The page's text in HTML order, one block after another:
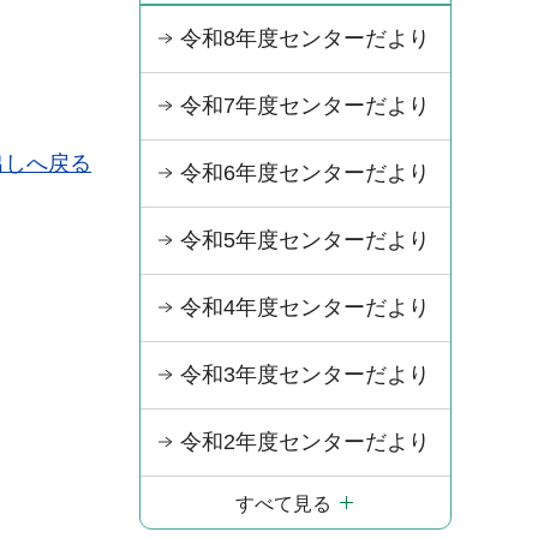
へ戻る
令和8年度センターだより
令和7年度センターだより
令和6年度センターだより
令和5年度センターだより
令和4年度センターだより
令和3年度センターだより
令和2年度センターだより
すべて見る